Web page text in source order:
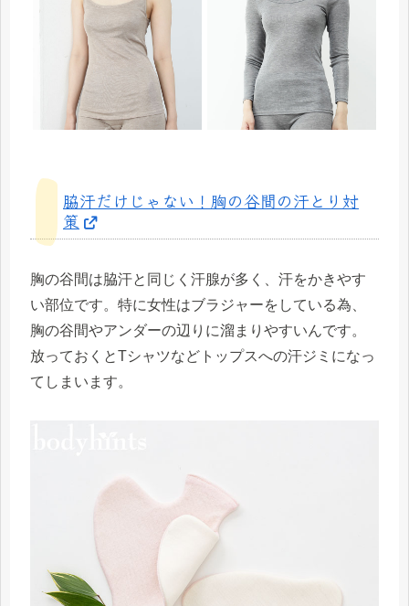
脇汗だけじゃない！胸の谷間の汗とり対
策
胸の谷間は脇汗と同じく汗腺が多く、汗をかきやす
い部位です。特に女性はブラジャーをしている為、
胸の谷間やアンダーの辺りに溜まりやすいんです。
放っておくとTシャツなどトップスへの汗ジミになっ
てしまいます。